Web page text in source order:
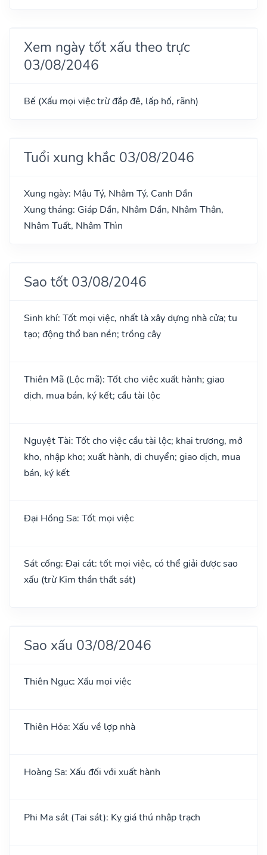
Xem ngày tốt xấu theo trực
03/08/2046
Bế (Xấu mọi việc trừ đắp đê, lấp hố, rãnh)
Tuổi xung khắc 03/08/2046
Xung ngày: Mậu Tý, Nhâm Tý, Canh Dần
Xung tháng: Giáp Dần, Nhâm Dần, Nhâm Thân,
Nhâm Tuất, Nhâm Thìn
Sao tốt 03/08/2046
Sinh khí: Tốt mọi việc, nhất là xây dựng nhà cửa; tu
tạo; động thổ ban nền; trồng cây
Thiên Mã (Lộc mã): Tốt cho việc xuất hành; giao
dịch, mua bán, ký kết; cầu tài lộc
Nguyệt Tài: Tốt cho việc cầu tài lộc; khai trương, mở
kho, nhập kho; xuất hành, di chuyển; giao dịch, mua
bán, ký kết
Đại Hồng Sa: Tốt mọi việc
Sát cống: Đại cát: tốt mọi việc, có thể giải được sao
xấu (trừ Kim thần thất sát)
Sao xấu 03/08/2046
Thiên Ngục: Xấu mọi việc
Thiên Hỏa: Xấu về lợp nhà
Hoàng Sa: Xấu đối với xuất hành
Phi Ma sát (Tai sát): Kỵ giá thú nhập trạch